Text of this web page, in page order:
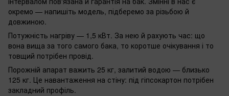
окремо — напишіть модель, підберемо за різьбою й
довжиною.
Потужність нагріву — 1,5 кВт. За нею й рахують час: що
вона вища за того самого бака, то коротше очікування і то
товщий потрібен провід.
Порожній апарат важить 25 кг, залитий водою — близько
125 кг. Це навантаження на стіну: під гіпсокартон потрібен
закладний профіль.